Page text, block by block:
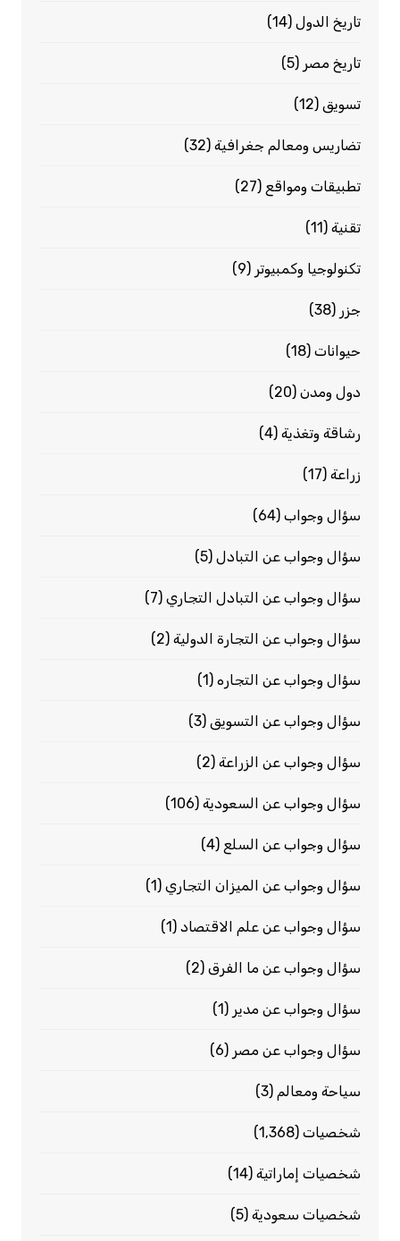
تاريخ الدول(14)
تاريخ مصر (5)
تسويق(12)
تضاريس ومعالم جغرافية(32)
تطبيقات ومواقع (27)
تقنية(11)
تكنولوجيا وكمبيوتر (9)
جزر (38)
حيوانات(18)
دول ومدن(20)
رشاقة وتغذية(4)
زراعة(17)
سؤال وجواب(64)
سؤال وجواب عن التبادل(5)
سؤال وجواب عن التبادل التجاري(7)
سؤال وجواب عن التجارة الدولية(2)
سؤال وجواب عن التجاره(1)
سؤال وجواب عن التسويق(3)
سؤال وجواب عن الزراعة(2)
سؤال وجواب عن السعودية(106)
سؤال وجواب عن السلع (4)
سؤال وجواب عن الميزان التجاري(1)
سؤال وجواب عن علم الاقتصاد(1)
سؤال وجواب عن ما الفرق(2)
سؤال وجواب عن مدير (1)
سؤال وجواب عن مصر (6)
سياحة ومعالم (3)
شخصيات(1٬368)
شخصيات إماراتية(14)
شخصيات سعودية(5)